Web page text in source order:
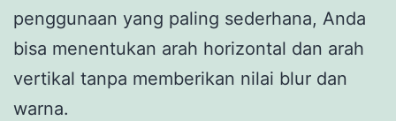
penggunaan yang paling sederhana, Anda
bisa menentukan arah horizontal dan arah
vertikal tanpa memberikan nilai blur dan
warna.